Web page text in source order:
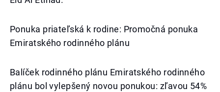
Ponuka priateľská k rodine: Promočná ponuka
Emiratského rodinného plánu
Balíček rodinného plánu Emiratského rodinného
plánu bol vylepšený novou ponukou: zľavou 54%